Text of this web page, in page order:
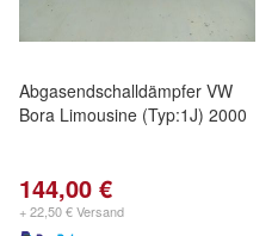
Abgasendschalldämpfer VW
Bora Limousine (Typ:1J) 2000
144,00 €
+ 22,50 € Versand